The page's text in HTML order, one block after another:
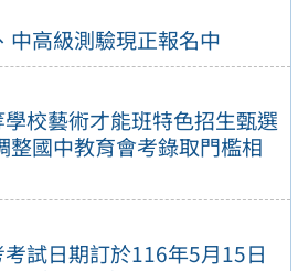
中高級測驗現正報名中
校藝術才能班特色招生甄選
整國中教育會考錄取門檻相
試日期訂於116年5月15日